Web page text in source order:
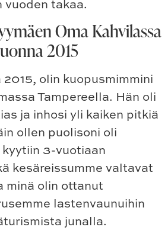
vuoden takaa.
Oma Kahvilassa
2015
olin kuopusmimmini
Tampereella. Hän oli
ja inhosi yli kaiken pitkiä
ollen puolisoni oli
3-vuotiaan
kesäreissumme valtavat
minä olin ottanut
lastenvaunuihin
junalla.